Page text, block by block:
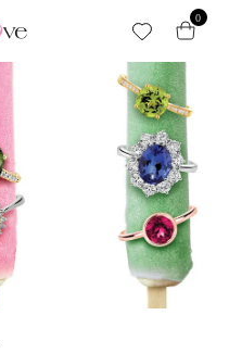
0